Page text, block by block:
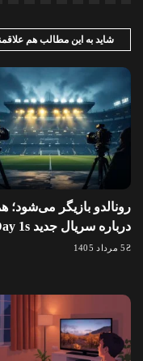
شاید به این مطالب هم
رونالدو بازیگر می‌شود؛
درباره سریال جدید Day 1s
5 مرداد 1405